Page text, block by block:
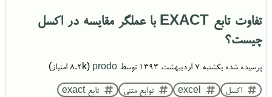
تفاوت تابع EXACT با عملگر مقایسه در اکسل
چیست؟
پرسیده شده یکشنبه ۷ اردیبهشت ۱۳۹۳ توسط prodo
(
8.2k امتیاز)
اکسل excel توابع متنی
تابع exact